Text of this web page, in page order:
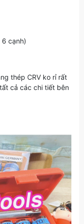
6 cạnh)
thép CRV ko rỉ rất
cả các chi tiết bên